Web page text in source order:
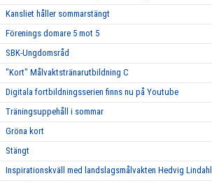
Kansliet håller sommarstängt
Förenings domare 5 mot 5
SBK-Ungdomsråd
"Kort" Målvaktstränarutbildning C
Digitala fortbildningsserien finns nu på Youtube
Träningsuppehåll i sommar
Gröna kort
Stängt
Inspirationskväll med landslagsmålvakten Hedvig Lindahl